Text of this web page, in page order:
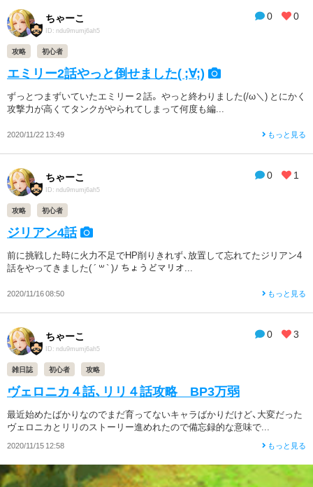
0 0
ちゃーこ
ID: ndu9mumj6ah5
攻略 初心者
エミリー2話やっと倒せました( ;∀;)
ずっとつまずいていたエミリー２話。 やっと終わりました(/ω＼) とにかく
攻撃力が高くてタンクがやられてしまって何度も編...
2020/11/22 13:49 もっと見る
0 1
ちゃーこ
ID: ndu9mumj6ah5
攻略 初心者
ジリアン4話
前に挑戦した時に火力不足でHP削りきれず、放置して忘れてたジリアン4
話をやってきました( ´ ꒳ ` )ﾉ ちょうどマリオ...
2020/11/16 08:50 もっと見る
0 3
ちゃーこ
ID: ndu9mumj6ah5
雑日誌 初心者 攻略
ヴェロニカ４話、リリ４話攻略 BP3万弱
最近始めたばかりなのでまだ育ってないキャラばかりだけど、大変だった
ヴェロニカとリリのストーリー進めれたので備忘録的な意味で...
2020/11/15 12:58 もっと見る